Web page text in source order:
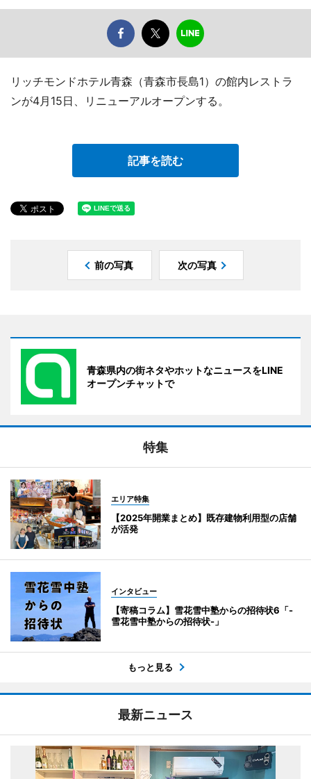
リッチモンドホテル青森（青森市長島1）の館内レストラ
ンが4月15日、リニューアルオープンする。
記事を読む
前の写真 次の写真
青森県内の街ネタやホットなニュースをLINE
オープンチャットで
特集
エリア特集
【2025年開業まとめ】既存建物利用型の店舗
が活発
インタビュー
【寄稿コラム】雪花雪中塾からの招待状6「-
雪花雪中塾からの招待状-」
もっと見る
最新ニュース